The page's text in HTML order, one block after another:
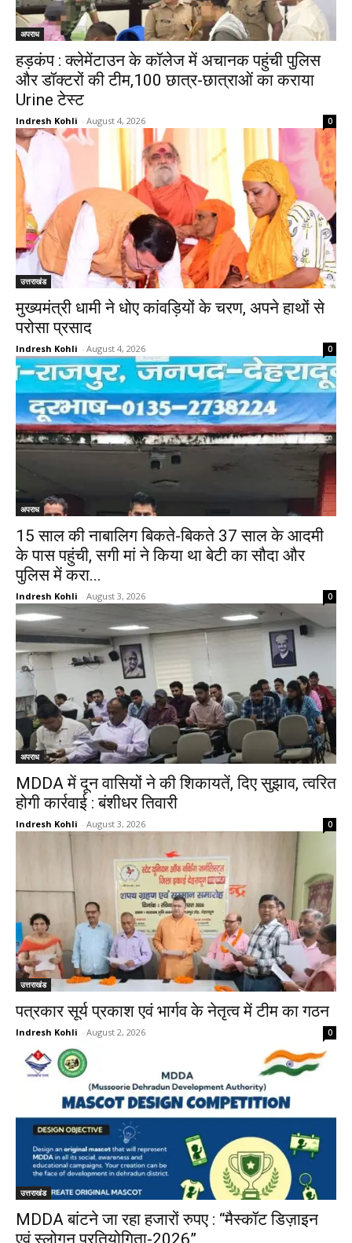
अपराध
हड़कंप : क्लेमेंटाउन के कॉलेज में अचानक पहुंची पुलिस
और डॉक्टरों की टीम,100 छात्र-छात्राओं का कराया
Urine टेस्ट
Indresh Kohli - August 4, 2026 0
उत्तराखंड
मुख्यमंत्री धामी ने धोए कांवड़ियों के चरण, अपने हाथों से
परोसा प्रसाद
Indresh Kohli - August 4, 2026 0
अपराध
15 साल की नाबालिग बिकते-बिकते 37 साल के आदमी
के पास पहुंची, सगी मां ने किया था बेटी का सौदा और
पुलिस में करा...
Indresh Kohli - August 3, 2026 0
अपराध
MDDA में दून वासियों ने की शिकायतें, दिए सुझाव, त्वरित
होगी कार्रवाई : बंशीधर तिवारी
Indresh Kohli - August 3, 2026 0
उत्तराखंड
पत्रकार सूर्य प्रकाश एवं भार्गव के नेतृत्व में टीम का गठन
Indresh Kohli - August 2, 2026 0
उत्तराखंड
MDDA बांटने जा रहा हजारों रुपए : “मैस्कॉट डिज़ाइन
एवं स्लोगन प्रतियोगिता-2026”